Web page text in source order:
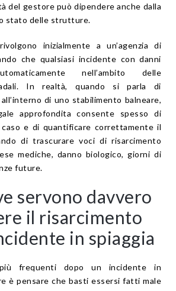
del gestore può dipendere anche dalla
stato delle strutture.
inizialmente a un’agenzia di
che qualsiasi incidente con danni
nell’ambito delle
In realtà, quando si parla di
di uno stabilimento balneare,
approfondita consente spesso di
e di quantificare correttamente il
di trascurare voci di risarcimento
mediche, danno biologico, giorni di
future.
servono davvero
il risarcimento
in spiaggia
frequenti dopo un incidente in
è pensare che basti essersi fatti male